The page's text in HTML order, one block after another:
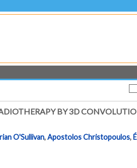
BY 3D
O'Sullivan,Apostolos Christopoulos,